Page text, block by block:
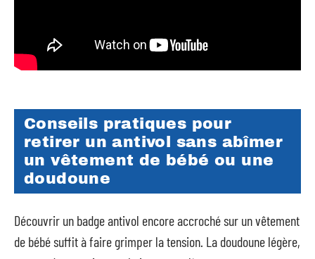
Conseils pratiques pour
retirer un antivol sans abîmer
un vêtement de bébé ou une
doudoune
Découvrir un badge antivol encore accroché sur un vêtement
de bébé suffit à faire grimper la tension. La doudoune légère,